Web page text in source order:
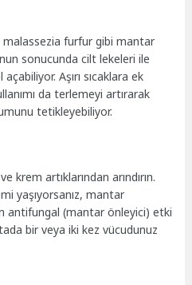
malassezia furfur gibi mantar
sonucunda cilt lekeleri ile
Aşırı sıcaklara ek
da terlemeyi artırarak
tetikleyebiliyor.
krem artıklarından arındırın.
yaşıyorsanız, mantar
antifungal (mantar önleyici) etki
bir veya iki kez vücudunuz